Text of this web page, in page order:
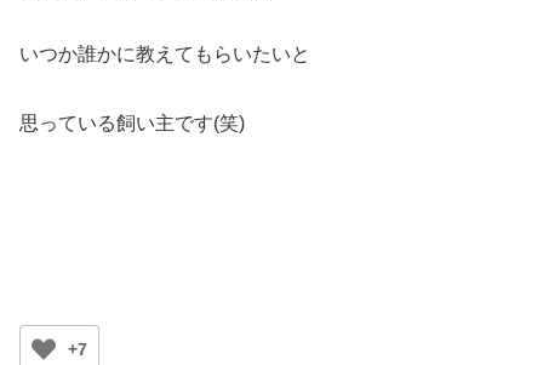
いつか誰かに教えてもらいたいと
思っている飼い主です(笑)
+7